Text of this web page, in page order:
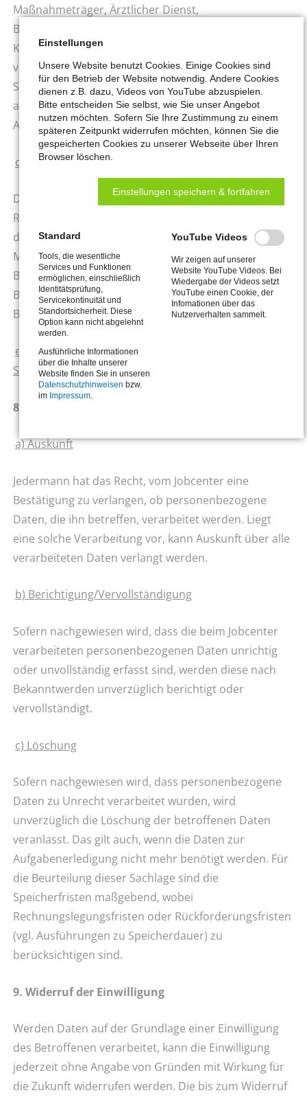
Maßnahmeträger, Ärztlicher Dienst,
Berufspsychologischer Service), Dokumentation der
Kundenkontakte sowie Entscheidungen z.B. in Form
von Beratungs- und Vermittlungsvermerken, Daten zu
Stellenangeboten, Stellengesuchen (soweit nicht
anonymisiert) und ggf. Rückmeldungen der
Arbeitgeber.
d) Gesundheitsdaten
Das sind beispielsweise Daten für die Betreuung im
Reha-Bereich, Begutachtungen oder Stellungnahmen
durch den Ärztlichen Dienst der BA, den
Medizinischen Dienst der Krankenkassen, den
Berufspsychologischen Service der BA (einschließlich
Berufswahltest etc.) sowie ggf. durch den Technischen
Beratungsdienst der BA.
e) Forschungsdaten (Befragungsdaten) und
Statistikdaten
8. Betroffenenrechte
a) Auskunft
Jedermann hat das Recht, vom Jobcenter eine
Bestätigung zu verlangen, ob personenbezogene
Daten, die ihn betreffen, verarbeitet werden. Liegt
eine solche Verarbeitung vor, kann Auskunft über alle
verarbeiteten Daten verlangt werden.
b) Berichtigung/Vervollständigung
Sofern nachgewiesen wird, dass die beim Jobcenter
verarbeiteten personenbezogenen Daten unrichtig
oder unvollständig erfasst sind, werden diese nach
Bekanntwerden unverzüglich berichtigt oder
vervollständigt.
c) Löschung
Sofern nachgewiesen wird, dass personenbezogene
Daten zu Unrecht verarbeitet wurden, wird
unverzüglich die Löschung der betroffenen Daten
veranlasst. Das gilt auch, wenn die Daten zur
Aufgabenerledigung nicht mehr benötigt werden. Für
die Beurteilung dieser Sachlage sind die
Speicherfristen maßgebend, wobei
Rechnungslegungsfristen oder Rückforderungsfristen
(vgl. Ausführungen zu Speicherdauer) zu
berücksichtigen sind.
9. Widerruf der Einwilligung
Werden Daten auf der Grundlage einer Einwilligung
des Betroffenen verarbeitet, kann die Einwilligung
jederzeit ohne Angabe von Gründen mit Wirkung für
die Zukunft widerrufen werden. Die bis zum Widerruf
Einstellungen
Unsere Website benutzt Cookies. Einige Cookies sind
für den Betrieb der Website notwendig. Andere Cookies
dienen z.B. dazu, Videos von YouTube abzuspielen.
Bitte entscheiden Sie selbst, wie Sie unser Angebot
nutzen möchten. Sofern Sie Ihre Zustimmung zu einem
späteren Zeitpunkt widerrufen möchten, können Sie die
gespeicherten Cookies zu unserer Webseite über Ihren
Browser löschen.
Einstellungen speichern & fortfahren
Standard
Tools, die wesentliche
Services und Funktionen
ermöglichen, einschließlich
Identitätsprüfung,
Servicekontinuität und
Standortsicherheit. Diese
Option kann nicht abgelehnt
werden.
Ausführliche Informationen
über die Inhalte unserer
Website finden Sie in unseren
Datenschutzhinweisen bzw.
im Impressum.
YouTube Videos
Wir zeigen auf unserer
Website YouTube Videos. Bei
Wiedergabe der Videos setzt
YouTube einen Cookie, der
Infomationen über das
Nutzerverhalten sammelt.